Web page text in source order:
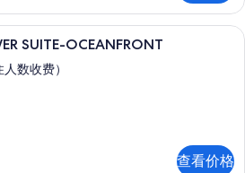
高档床上用品、加厚床垫、客房内保
SUITE-OCEANFRONT
数收费）
查看价格